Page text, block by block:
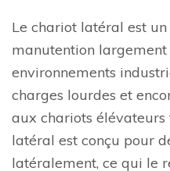
Le chariot latéral est
manutention
environnements
charges lourdes et
aux chariots
latéral est conçu pour
latéralement, ce qui le